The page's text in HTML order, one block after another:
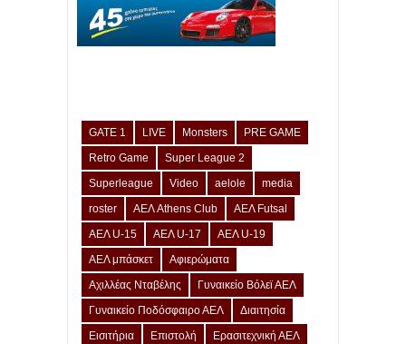
GATE 1 LIVE Monsters
PRE GAME
Retro Game
Super League 2
Superleague
Video aelole
media
roster
ΑΕΛ Athens Club
ΑΕΛ Futsal
ΑΕΛ U-15
ΑΕΛ U-17
ΑΕΛ U-19
ΑΕΛ μπάσκετ
Αφιερώματα
Αχιλλέας Νταβέλης
Γυναικείο Βόλεϊ ΑΕΛ
Γυναικείο Ποδόσφαιρο ΑΕΛ
Διαιτησία
Εισιτήρια
Επιστολή Ερασιτεχνική ΑΕΛ